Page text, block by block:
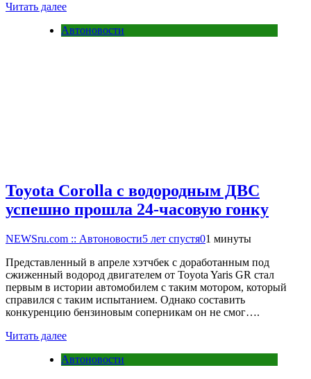
Читать далее
Автоновости
Toyota Corolla с водородным ДВС
успешно прошла 24-часовую гонку
NEWSru.com :: Автоновости5 лет спустя01 минуты
Представленный в апреле хэтчбек с доработанным под
сжиженный водород двигателем от Toyota Yaris GR стал
первым в истории автомобилем с таким мотором, который
справился с таким испытанием. Однако составить
конкуренцию бензиновым соперникам он не смог….
Читать далее
Автоновости